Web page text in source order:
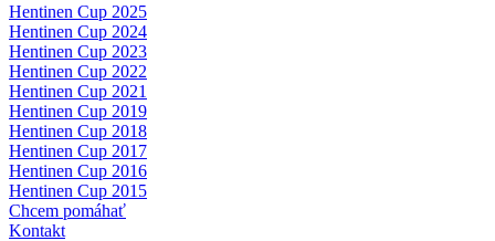
Hentinen Cup 2025
Hentinen Cup 2024
Hentinen Cup 2023
Hentinen Cup 2022
Hentinen Cup 2021
Hentinen Cup 2019
Hentinen Cup 2018
Hentinen Cup 2017
Hentinen Cup 2016
Hentinen Cup 2015
Chcem pomáhať
Kontakt